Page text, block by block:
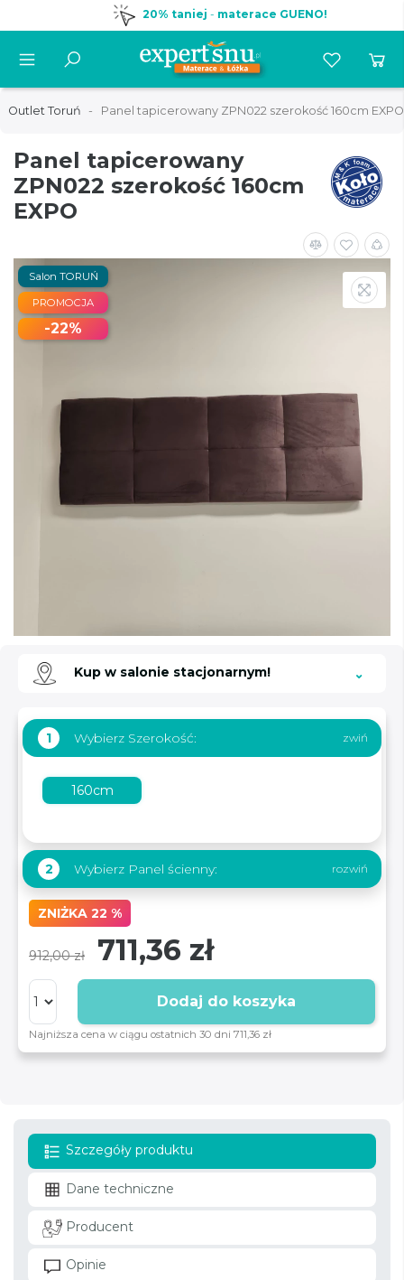
20% taniej-materace GUENO!
Outlet Toruń Panel tapicerowany ZPN022 szerokość 160cm EXPO
Panel tapicerowany
ZPN022 szerokość 160cm
EXPO
PROMOCJA
-22%
Salon TORUŃ
Kup w salonie stacjonarnym!
1 Wybierz Szerokość:
160cm
2 Wybierz Panel ścienny:
ZNIŻKA 22 %
912,00 zł 711,36 zł
Dodaj do koszyka
Najniższa cena w ciągu ostatnich 30 dni 711,36 zł
Szczegóły produktu
Dane techniczne
Producent
Opinie